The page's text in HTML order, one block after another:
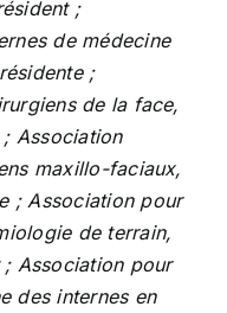
;
de médecine
;
de la face,
Association
maxillo-faciaux,
; Association pour
de terrain,
; Association pour
des internes en